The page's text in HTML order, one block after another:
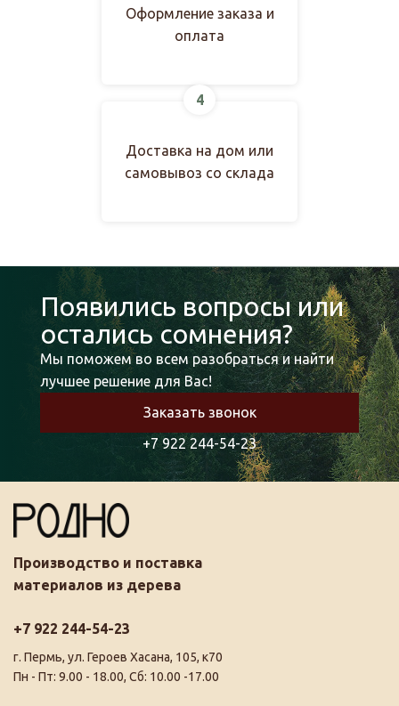
Оформление заказа и
оплата
4
Доставка на дом или
самовывоз со склада
Появились вопросы или
остались сомнения?
Мы поможем во всем разобраться и найти
лучшее решение для Вас!
Заказать звонок
+7 922 244-54-23
Производство и поставка
материалов из дерева
+7 922 244-54-23
г. Пермь, ул. Героев Хасана, 105, к70
Пн - Пт: 9.00 - 18.00, Сб: 10.00 -17.00